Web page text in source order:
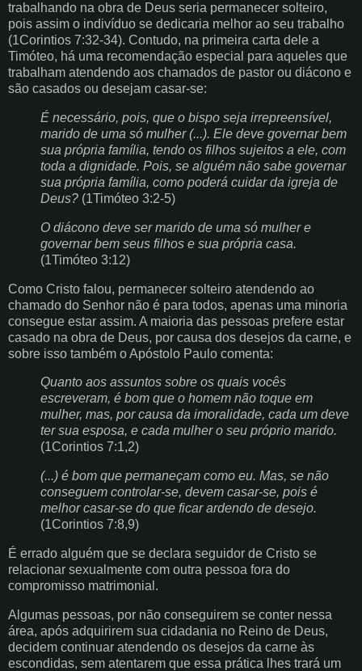
trabalhando na obra de Deus seria permanecer solteiro,
pois assim o indivíduo se dedicaria melhor ao seu trabalho
(1Corintios 7:32-34). Contudo, na primeira carta dele a
Timóteo, há uma recomendação especial para aqueles que
trabalham atendendo aos chamados de pastor ou diácono e
são casados ou desejam casar-se:
É necessário, pois, que o bispo seja irrepreensível,
marido de uma só mulher (...). Ele deve governar bem
sua própria família, tendo os filhos sujeitos a ele, com
toda a dignidade. Pois, se alguém não sabe governar
sua própria família, como poderá cuidar da igreja de
Deus? (1Timóteo 3:2-5)
O diácono deve ser marido de uma só mulher e
governar bem seus filhos e sua própria casa.
(1Timóteo 3:12)
Como Cristo falou, permanecer solteiro atendendo ao
chamado do Senhor não é para todos, apenas uma minoria
consegue estar assim. A maioria das pessoas prefere estar
casado na obra de Deus, por causa dos desejos da carne, e
sobre isso também o Apóstolo Paulo comenta:
Quanto aos assuntos sobre os quais vocês
escreveram, é bom que o homem não toque em
mulher, mas, por causa da imoralidade, cada um deve
ter sua esposa, e cada mulher o seu próprio marido.
(1Corintios 7:1,2)
(...) é bom que permaneçam como eu. Mas, se não
conseguem controlar-se, devem casar-se, pois é
melhor casar-se do que ficar ardendo de desejo.
(1Corintios 7:8,9)
É errado alguém que se declara seguidor de Cristo se
relacionar sexualmente com outra pessoa fora do
compromisso matrimonial.
Algumas pessoas, por não conseguirem se conter nessa
área, após adquirirem sua cidadania no Reino de Deus,
decidem continuar atendendo os desejos da carne às
escondidas, sem atentarem que essa prática lhes trará um